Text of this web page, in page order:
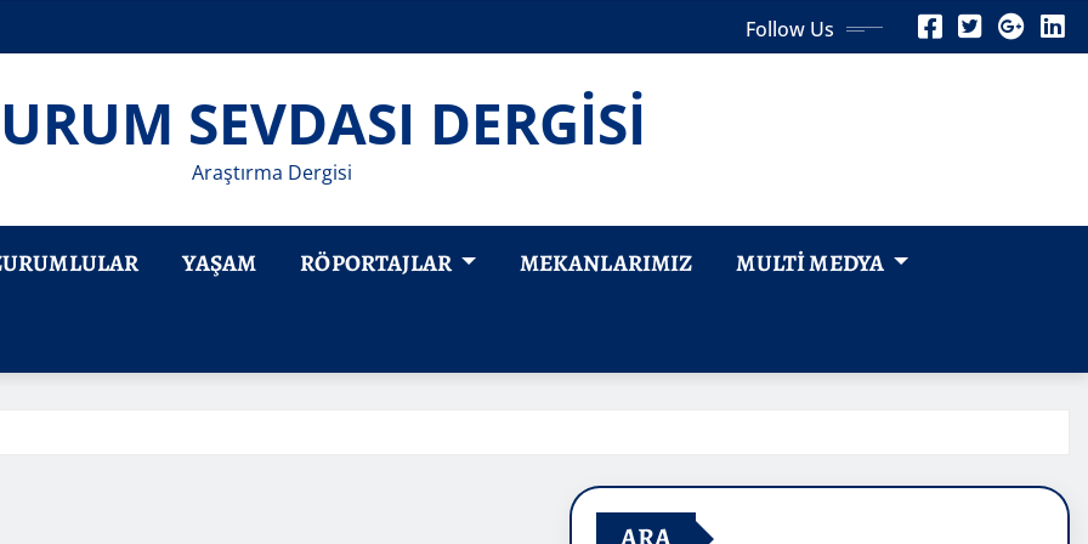
Follow Us
SEVDASI DERGİSİ
Araştırma Dergisi
YAŞAM RÖPORTAJLAR MEKANLARIMIZ MULTI MEDYA